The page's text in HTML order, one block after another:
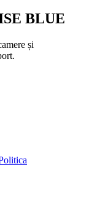
BLUE
și